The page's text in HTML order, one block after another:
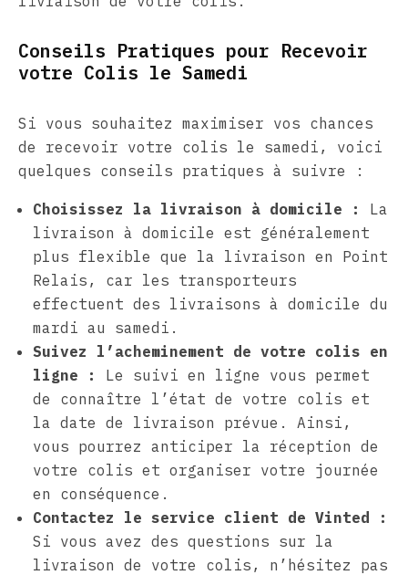
Conseils Pratiques pour Recevoir
votre Colis le Samedi
Si vous souhaitez maximiser vos chances
de recevoir votre colis le samedi, voici
quelques conseils pratiques à suivre :
Choisissez la livraison à domicile :
La
livraison à domicile est généralement
plus flexible que la livraison en Point
Relais, car les transporteurs
effectuent des livraisons à domicile du
mardi au samedi.
Suivez l’acheminement de votre colis en
ligne :
Le suivi en ligne vous permet
de connaître l’état de votre colis et
la date de livraison prévue. Ainsi,
vous pourrez anticiper la réception de
votre colis et organiser votre journée
en conséquence.
Contactez le service client de Vinted :
Si vous avez des questions sur la
livraison de votre colis, n’hésitez pas